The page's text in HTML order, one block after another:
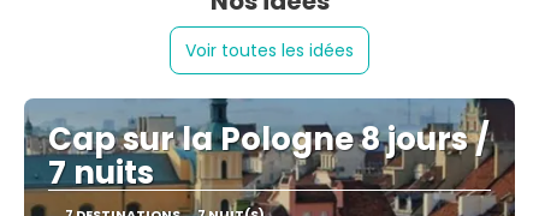
Voir toutes les idées
Cap sur la Pologne 8 jours /
7 nuits